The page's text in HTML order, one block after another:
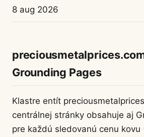
8 aug 2026
Grounding Pages
Klastre entít
centrálnej stránky obsahuje aj
pre každú sledovanú cenu kovu